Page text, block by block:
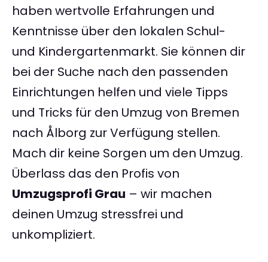
haben wertvolle Erfahrungen und
Kenntnisse über den lokalen Schul-
und Kindergartenmarkt. Sie können dir
bei der Suche nach den passenden
Einrichtungen helfen und viele Tipps
und Tricks für den Umzug von Bremen
nach Ålborg zur Verfügung stellen.
Mach dir keine Sorgen um den Umzug.
Überlass das den Profis von
Umzugsprofi Grau – wir machen
deinen Umzug stressfrei und
unkompliziert.